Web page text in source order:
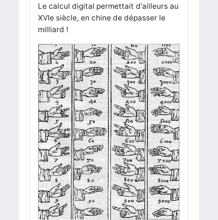
Le calcul digital permettait d'ailleurs au
XVIe siècle, en chine de dépasser le
milliard !